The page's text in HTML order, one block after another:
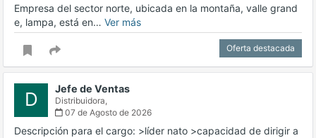
Empresa del sector norte, ubicada en la montaña, valle grand
e, lampa, está en… Ver más
Oferta destacada
D Jefe de Ventas
Distribuidora,
07 de Agosto de 2026
Descripción para el cargo: >líder nato >capacidad de dirigir a